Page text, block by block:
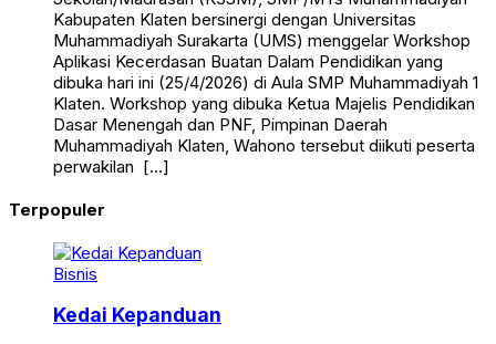
Kabupaten Klaten bersinergi dengan Universitas
Muhammadiyah Surakarta (UMS) menggelar Workshop
Aplikasi Kecerdasan Buatan Dalam Pendidikan yang
dibuka hari ini (25/4/2026) di Aula SMP Muhammadiyah 1
Klaten. Workshop yang dibuka Ketua Majelis Pendidikan
Dasar Menengah dan PNF, Pimpinan Daerah
Muhammadiyah Klaten, Wahono tersebut diikuti peserta
perwakilan […]
Terpopuler
Bisnis
Kedai Kepanduan